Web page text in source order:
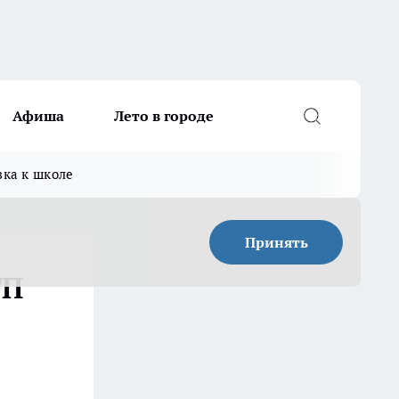
Афиша Лето в городе
к школе
Принять